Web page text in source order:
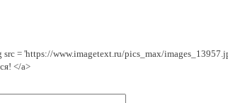
= 'https://www.imagetext.ru/pics_max/
</a>